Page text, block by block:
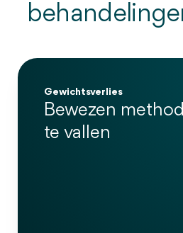
Gewichtsverlies
Bewezen
te vallen